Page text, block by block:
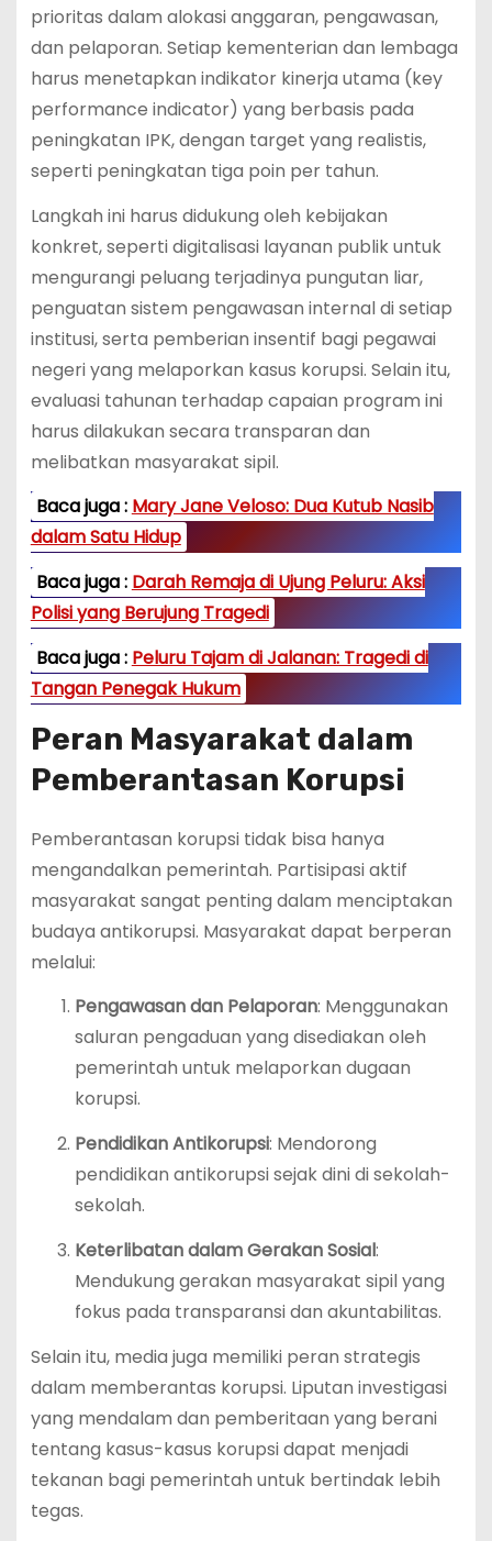
prioritas dalam alokasi anggaran, pengawasan,
dan pelaporan. Setiap kementerian dan lembaga
harus menetapkan indikator kinerja utama (key
performance indicator) yang berbasis pada
peningkatan IPK, dengan target yang realistis,
seperti peningkatan tiga poin per tahun.
Langkah ini harus didukung oleh kebijakan
konkret, seperti digitalisasi layanan publik untuk
mengurangi peluang terjadinya pungutan liar,
penguatan sistem pengawasan internal di setiap
institusi, serta pemberian insentif bagi pegawai
negeri yang melaporkan kasus korupsi. Selain itu,
evaluasi tahunan terhadap capaian program ini
harus dilakukan secara transparan dan
melibatkan masyarakat sipil.
Baca juga : Mary Jane Veloso: Dua Kutub Nasib
dalam Satu Hidup
Baca juga : Darah Remaja di Ujung Peluru: Aksi
Polisi yang Berujung Tragedi
Baca juga : Peluru Tajam di Jalanan: Tragedi di
Tangan Penegak Hukum
Peran Masyarakat dalam
Pemberantasan Korupsi
Pemberantasan korupsi tidak bisa hanya
mengandalkan pemerintah. Partisipasi aktif
masyarakat sangat penting dalam menciptakan
budaya antikorupsi. Masyarakat dapat berperan
melalui:
Pengawasan dan Pelaporan: Menggunakan
saluran pengaduan yang disediakan oleh
pemerintah untuk melaporkan dugaan
korupsi.
Pendidikan Antikorupsi: Mendorong
pendidikan antikorupsi sejak dini di sekolah-
sekolah.
Keterlibatan dalam Gerakan Sosial:
Mendukung gerakan masyarakat sipil yang
fokus pada transparansi dan akuntabilitas.
Selain itu, media juga memiliki peran strategis
dalam memberantas korupsi. Liputan investigasi
yang mendalam dan pemberitaan yang berani
tentang kasus-kasus korupsi dapat menjadi
tekanan bagi pemerintah untuk bertindak lebih
tegas.